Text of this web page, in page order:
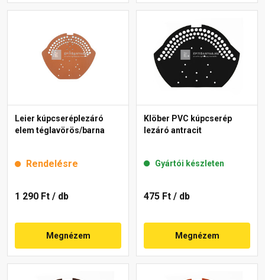
Leier kúpcseréplezáró
elem téglavörös/barna
Rendelésre
1 290 Ft / db
Megnézem
Klöber PVC kúpcserép
lezáró antracit
Gyártói készleten
475 Ft / db
Megnézem